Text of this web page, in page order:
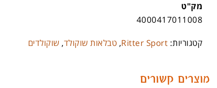
מק"ט
4000417011008
קטגוריות: Ritter Sport
, טבלאות שוקולד, שוקולדים
מוצרים קשורים